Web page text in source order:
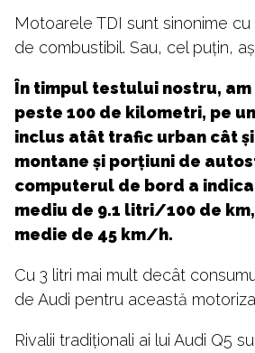
Motoarele TDI sunt sinonime
de combustibil. Sau, cel puțin,
În timpul testului nostru,
peste 100 de kilometri, pe
inclus atât trafic urban cât
montane și porțiuni de
computerul de bord a
mediu de 9.1 litri/100 de
medie de 45 km/h.
Cu 3 litri mai mult decât
de Audi pentru această
Rivalii tradiționali ai lui Audi Q5